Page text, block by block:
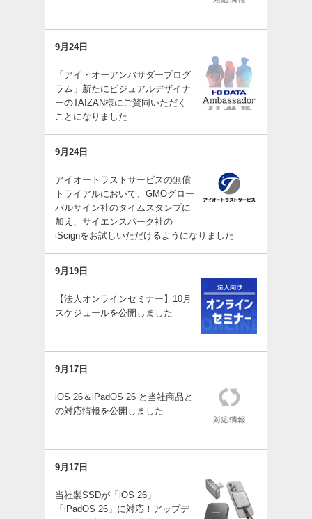
9月24日
「アイ・オーアンバサダープログ
ラム」新たにビジュアルデザイナ
ーのTAIZAN様にご賛同いただく
ことになりました
9月24日
アイオートラストサービスの無償
トライアルにおいて、GMOグロー
バルサイン社のタイムスタンプに
加え、サイエンスパーク社の
iScignをお試しいただけるようになりました
9月19日
【法人オンラインセミナー】10月
スケジュールを公開しました
9月17日
iOS 26＆iPadOS 26 と当社商品と
の対応情報を公開しました
9月17日
当社製SSDが「iOS 26」
「iPadOS 26」に対応！アップデ